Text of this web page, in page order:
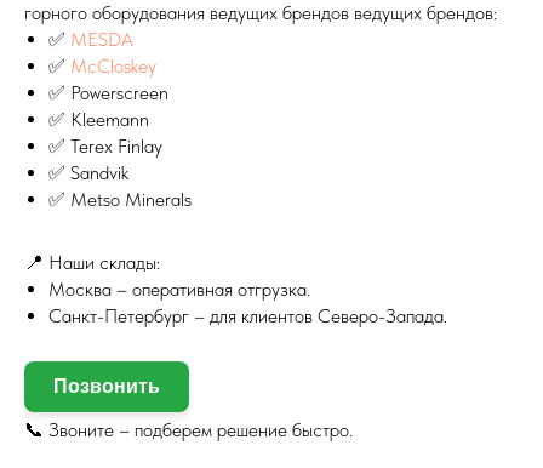
горного оборудования ведущих брендов ведущих брендов:
✅ MESDA
✅ McCloskey
✅ Powerscreen
✅ Kleemann
✅ Terex Finlay
✅ Sandvik
✅ Metso Minerals
📍 Наши склады:
Москва – оперативная отгрузка.
Санкт-Петербург – для клиентов Северо-Запада.
Позвонить
📞 Звоните – подберем решение быстро.